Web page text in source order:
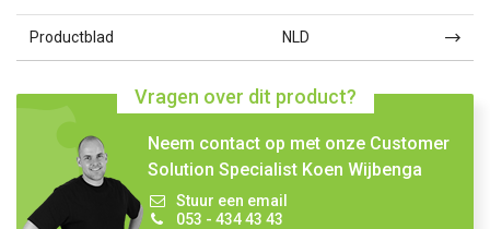
Productblad NLD
Vragen over dit product?
Neem contact op met onze Customer
Solution Specialist Koen Wijbenga
Stuur een email
053 - 434 43 43